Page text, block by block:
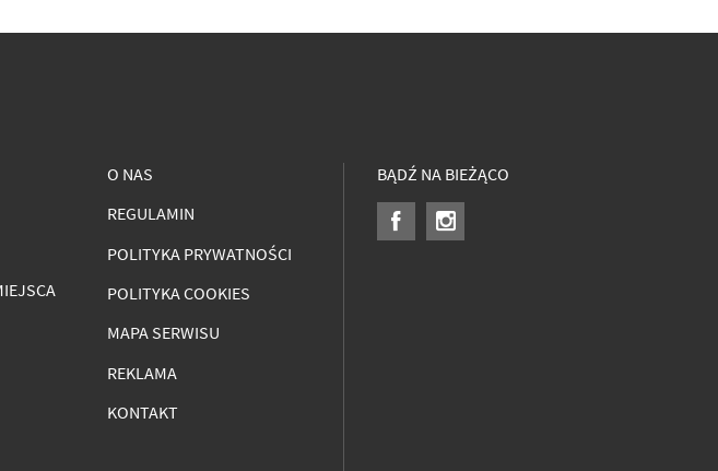
O NAS
REGULAMIN
POLITYKA PRYWATNOŚCI
POLITYKA COOKIES
MAPA SERWISU
REKLAMA
KONTAKT
BĄDŹ NA BIEŻĄCO